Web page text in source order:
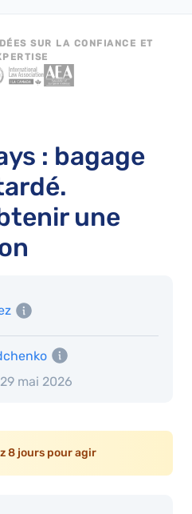
SUR LA CONFIANCE ET
: bagage
une
29 mai 2026
8 jours pour agir